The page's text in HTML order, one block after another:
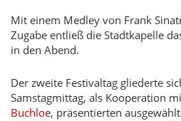
Mit einem Medley von Frank
Zugabe entließ die Stadtkapelle
in den Abend.
Der zweite Festivaltag gliederte
Samstagmittag, als Kooperation
Buchloe, präsentierten